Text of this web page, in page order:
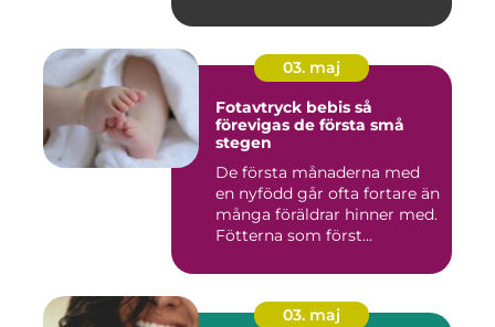
03. maj
Fotavtryck bebis så
förevigas de första små
stegen
De första månaderna med
en nyfödd går ofta fortare än
många föräldrar hinner med.
Fötterna som först...
03. maj